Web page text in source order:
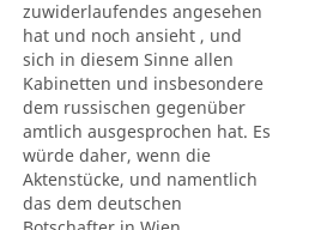
zuwiderlaufendes angesehen
hat und noch ansieht , und
sich in diesem Sinne allen
Kabinetten und insbesondere
dem russischen gegenüber
amtlich ausgesprochen hat. Es
würde daher, wenn die
Aktenstücke, und namentlich
das dem deutschen